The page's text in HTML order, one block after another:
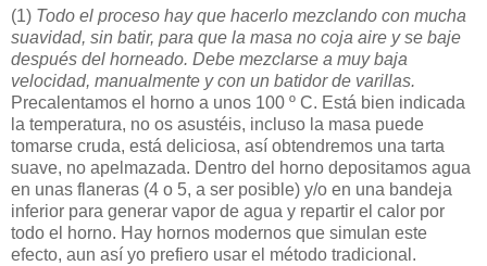
(1) Todo el proceso hay que hacerlo mezclando con mucha
suavidad, sin batir, para que la masa no coja aire y se baje
después del horneado. Debe mezclarse a muy baja
velocidad, manualmente y con un batidor de varillas.
Precalentamos el horno a unos 100 º C. Está bien indicada
la temperatura, no os asustéis, incluso la masa puede
tomarse cruda, está deliciosa, así obtendremos una tarta
suave, no apelmazada. Dentro del horno depositamos agua
en unas flaneras (4 o 5, a ser posible) y/o en una bandeja
inferior para generar vapor de agua y repartir el calor por
todo el horno. Hay hornos modernos que simulan este
efecto, aun así yo prefiero usar el método tradicional.